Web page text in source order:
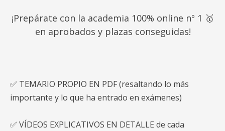
¡Prepárate con la academia 100% online nº 1 🥇
en aprobados y plazas conseguidas!
✅ TEMARIO PROPIO EN PDF (resaltando lo más
importante y lo que ha entrado en exámenes)
✅ VÍDEOS EXPLICATIVOS EN DETALLE de cada